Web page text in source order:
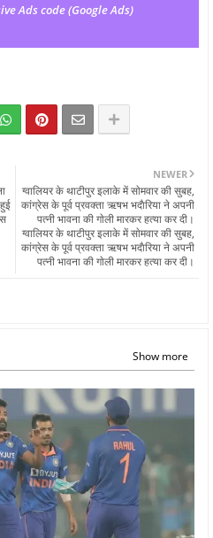
Ads code (Google Ads)
NEWER
ग्वालियर के थाटीपुर इलाके में साेमवार की सुबह,
कांग्रेस के पूर्व प्रवक्ता ऋषभ भदाैरिया ने अपनी
पत्नी भावना की गाेली मारकर हत्या कर दी।
ग्वालियर के थाटीपुर इलाके में साेमवार की सुबह,
कांग्रेस के पूर्व प्रवक्ता ऋषभ भदाैरिया ने अपनी
पत्नी भावना की गाेली मारकर हत्या कर दी।
Show more